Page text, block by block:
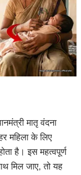
मातृ वंदना
महिला के लिए
है। इस महत्वपूर्ण
मिल जाए, तो यह